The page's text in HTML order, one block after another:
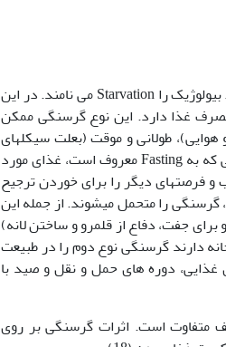
در منابع مختلف گرسنگی را بدو صورت تعریف کرده­اند. گرسنگی­های ناشی از تغییر شرایط بیولوژیک را Starvation می نامند. در این
غذا دارد. این نوع گرسنگی ممکن
طولانی و موقت (بعلت سیکل­های
فصلی) و طولانی و پی در پی (بعلت تغییرات طولانی مدت اقلیمی) باشد. اما در گرسنگی­هایی که به Fasting معروف است، غذای مورد
فرصت­های دیگر را برای خوردن ترجیح
گرسنگی را متحمل می­شوند. از جمله این
جفت، دفاع از قلمرو و ساختن لانه)
رودخانه دارند گرسنگی نوع دوم را در طبیعت
غذایی، دوره های حمل و نقل و صید با
متفاوت است. اثرات گرسنگی بر روی